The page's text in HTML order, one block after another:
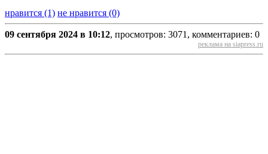
нравится (1) не нравится (0)
09 сентября 2024 в 10:12, просмотров: 3071, комментариев: 0
реклама на siapress.ru